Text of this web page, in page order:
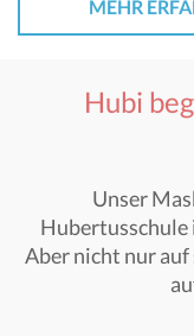
MEHR
Hubi
Unser
Hubertusschule
Aber nicht nur auf